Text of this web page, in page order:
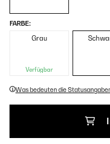
FARBE:
Grau
Verfügbar
Was bedeuten die